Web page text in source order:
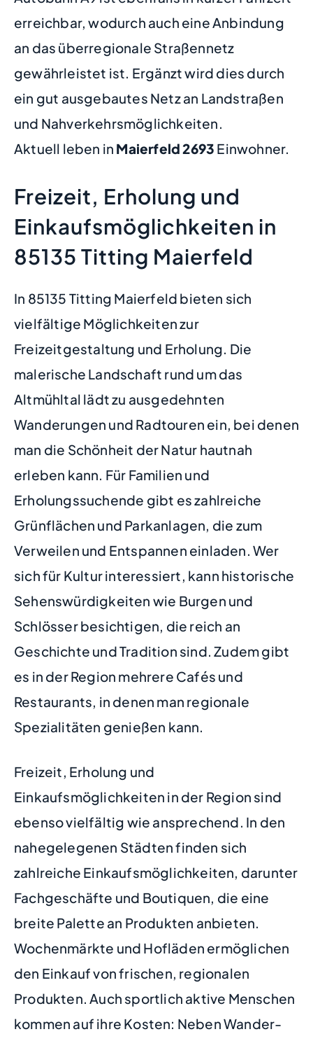
erreichbar, wodurch auch eine Anbindung
an das überregionale Straßennetz
gewährleistet ist. Ergänzt wird dies durch
ein gut ausgebautes Netz an Landstraßen
und Nahverkehrsmöglichkeiten.
Aktuell leben in Maierfeld2693 Einwohner.
Freizeit, Erholung und
Einkaufsmöglichkeiten in
85135 Titting Maierfeld
In 85135 Titting Maierfeld bieten sich
vielfältige Möglichkeiten zur
Freizeitgestaltung und Erholung. Die
malerische Landschaft rund um das
Altmühltal lädt zu ausgedehnten
Wanderungen und Radtouren ein, bei denen
man die Schönheit der Natur hautnah
erleben kann. Für Familien und
Erholungssuchende gibt es zahlreiche
Grünflächen und Parkanlagen, die zum
Verweilen und Entspannen einladen. Wer
sich für Kultur interessiert, kann historische
Sehenswürdigkeiten wie Burgen und
Schlösser besichtigen, die reich an
Geschichte und Tradition sind. Zudem gibt
es in der Region mehrere Cafés und
Restaurants, in denen man regionale
Spezialitäten genießen kann.
Freizeit, Erholung und
Einkaufsmöglichkeiten in der Region sind
ebenso vielfältig wie ansprechend. In den
nahegelegenen Städten finden sich
zahlreiche Einkaufsmöglichkeiten, darunter
Fachgeschäfte und Boutiquen, die eine
breite Palette an Produkten anbieten.
Wochenmärkte und Hofläden ermöglichen
den Einkauf von frischen, regionalen
Produkten. Auch sportlich aktive Menschen
kommen auf ihre Kosten: Neben Wander-